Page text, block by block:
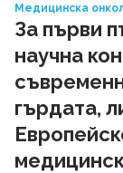
Медицинска
За първи
научна
гърдата,